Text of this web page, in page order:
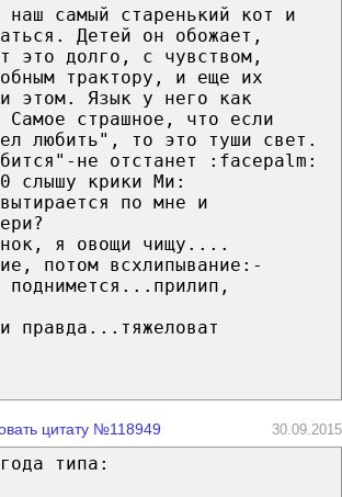
наш самый старенький кот и
Детей он обожает,
это долго, с чувством,
трактору, и еще их
этом. Язык у него как
страшное, что если
любить", то это туши свет.
не отстанет :facepalm:
слышу крики Ми:
по мне и
я овощи чищу....
потом всхлипывание:-
правда...тяжеловат
цитату №118949 30.09.2015
типа: